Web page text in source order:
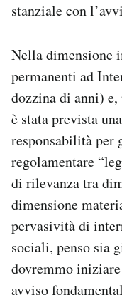
stanziale con
Nella dimensione
permanenti ad
dozzina di anni)
è stata prevista
responsabilità per
regolamentare
di rilevanza tra
dimensione
pervasività di
sociali, penso sia
dovremmo
avviso